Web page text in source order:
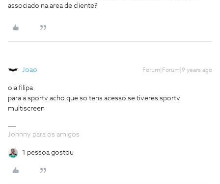
associado na area de cliente?
Joao Forum|Forum|9 years ago
ola filipa
para a sportv acho que so tens acesso se tiveres sportv
multiscreen
Johnny para os amigos
1 pessoa gostou